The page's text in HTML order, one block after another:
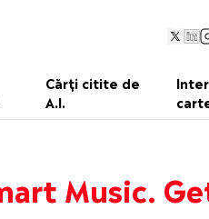
Cărți citite de
A.I.
Music.